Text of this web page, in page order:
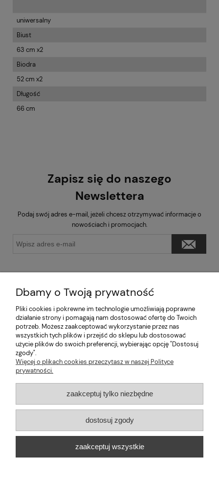
uniwersalny
Biust
63 cm x2
Biodra
52 cm x2
Długość
66 cm
Zapisz się do naszego
Newslettera
Podaj swój adres e-mail, jeżeli chcesz otrzymywać informacje o
nowościach i promocjach.
Pomoc
Moje konto
Informacje
2026 © mabaje
Sklep internetowy Shoper Premium
Tel.:534736451| NIP: 6772370993 REGON:
122658200
Dbamy o Twoją prywatność
Pliki cookies i pokrewne im technologie umożliwiają poprawne
działanie strony i pomagają nam dostosować ofertę do Twoich
potrzeb. Możesz zaakceptować wykorzystanie przez nas
wszystkich tych plików i przejść do sklepu lub dostosować
użycie plików do swoich preferencji, wybierając opcję "Dostosuj
zgody".
Więcej o plikach cookies przeczytasz w naszej Polityce
prywatności.
zaakceptuj tylko niezbędne
dostosuj zgody
zaakceptuj wszystkie